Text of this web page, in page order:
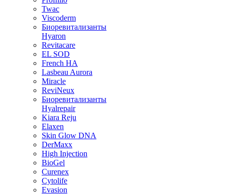
Twac
Viscoderm
Биоревитализанты
Hyaron
Revitacare
EL SOD
French HA
Lasbeau Aurora
Miracle
ReviNeux
Биоревитализанты
Hyalrepair
Kiara Reju
Elaxen
Skin Glow DNA
DerMaxx
High Injection
BioGel
Curenex
Cytolife
Evasion